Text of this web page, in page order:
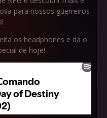
para nossos guerreiros
os headphones e dá o
de hoje!